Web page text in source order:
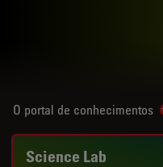
O portal de conhecimentos
Science Lab